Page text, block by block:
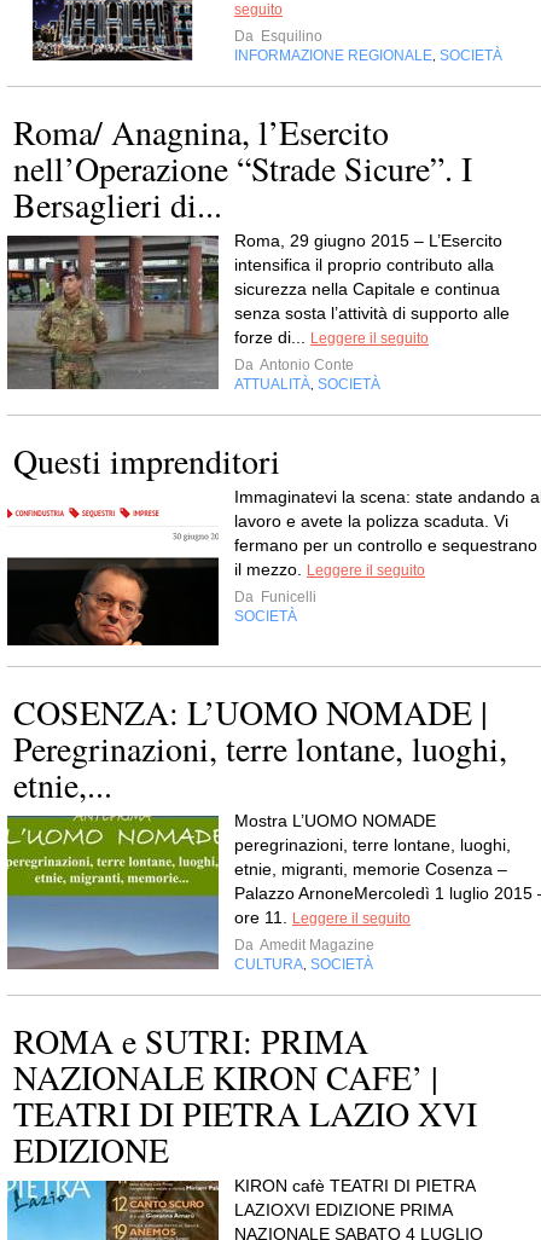
seguito
Da Esquilino
INFORMAZIONE REGIONALE SOCIETÀ
Roma/ Anagnina, l’Esercito
nell’Operazione “Strade Sicure”. I
Bersaglieri di...
Roma, 29 giugno 2015 – L’Esercito
intensifica il proprio contributo alla
sicurezza nella Capitale e continua
senza sosta l’attività di supporto alle
forze di...
Leggere il seguito
Da Antonio Conte
ATTUALITÀ SOCIETÀ
Questi imprenditori
Immaginatevi la scena: state andando
lavoro e avete la polizza scaduta. Vi
fermano per un controllo e sequestrano
il mezzo.
Leggere il seguito
Da Funicelli
SOCIETÀ
COSENZA: L’UOMO NOMADE |
Peregrinazioni, terre lontane, luoghi,
etnie,...
Mostra L’UOMO NOMADE
peregrinazioni, terre lontane, luoghi,
etnie, migranti, memorie Cosenza –
Palazzo ArnoneMercoledì 1 luglio 2015
ore 11.
Leggere il seguito
Da Amedit Magazine
CULTURA SOCIETÀ
ROMA e SUTRI: PRIMA
NAZIONALE KIRON CAFE’ |
TEATRI DI PIETRA LAZIO XVI
EDIZIONE
KIRON cafè TEATRI DI PIETRA
LAZIOXVI EDIZIONE PRIMA
NAZIONALE SABATO 4 LUGLIO